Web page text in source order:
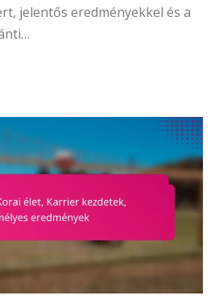
jelentős eredményekkel és a